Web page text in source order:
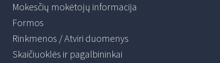
Mokesčių mokėtojų informacija
Formos
Rinkmenos / Atviri duomenys
Skaičiuoklės ir pagalbininkai